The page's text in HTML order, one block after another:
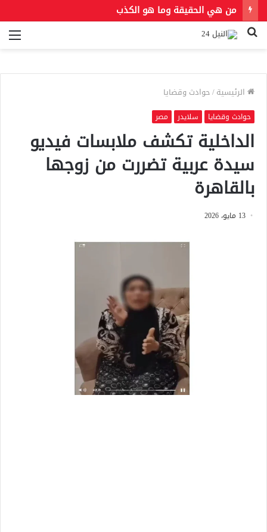
من هي الحقيقة وما هو الكذب
بحث
الرئيسية/حوادث وقضايا
حوادث وقضايا سلايدر مصر
الداخلية تكشف ملابسات فيديو
سيدة عربية تضررت من زوجها
بالقاهرة
13 مايو، 2026